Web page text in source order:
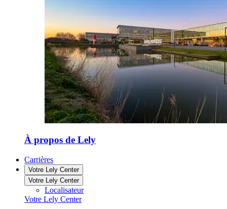
À propos de Lely
Carrières
Votre Lely Center
Votre Lely Center
Localisateur
Votre Lely Center